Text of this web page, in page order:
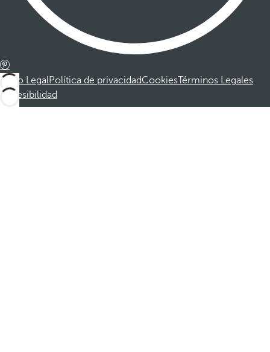
Aviso LegalPolítica de privacidadCookiesTérminos Legales
Accesibilidad